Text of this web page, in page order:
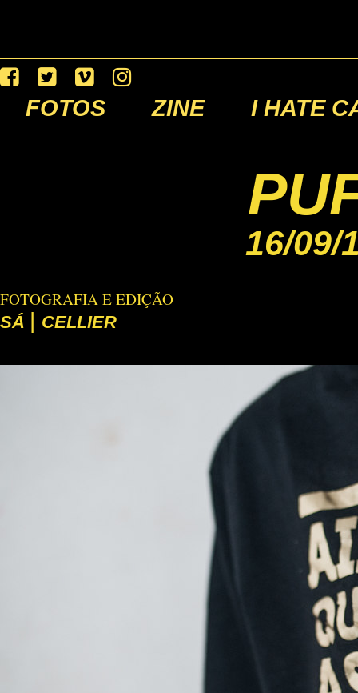
FOTOS ZINE I HATE
16/09/
FOTOGRAFIA E EDIÇÃO
SÁ | CELLIER